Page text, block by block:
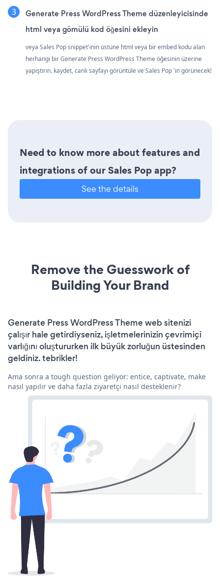
Generate Press WordPress Theme düzenleyicisinde
html veya gömülü kod öğesini ekleyin
veya Sales Pop snippet'inin üstüne html veya bir embed kodu alan
herhangi bir Generate Press WordPress Theme öğesinin üzerine
yapıştırın. kaydet, canlı sayfayı görüntüle ve Sales Pop 'in görünecek!
Need to know more about features and
integrations of our Sales Pop app?
See the details
Remove the Guesswork of
Building Your Brand
Generate Press WordPress Theme web sitenizi
çalışır hale getirdiyseniz, işletmelerinizin çevrimiçi
varlığını oluştururken ilk büyük zorluğun üstesinden
geldiniz. tebrikler!
Ama sonra a tough question geliyor: entice, captivate, make
nasıl yapılır ve daha fazla ziyaretçi nasıl desteklenir?